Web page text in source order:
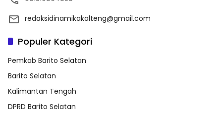
redaksidinamikakalteng@gmail.com
Populer Kategori
Pemkab Barito Selatan
Barito Selatan
Kalimantan Tengah
DPRD Barito Selatan